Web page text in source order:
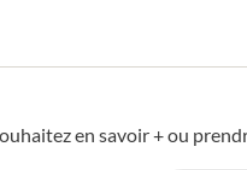
en savoir + ou